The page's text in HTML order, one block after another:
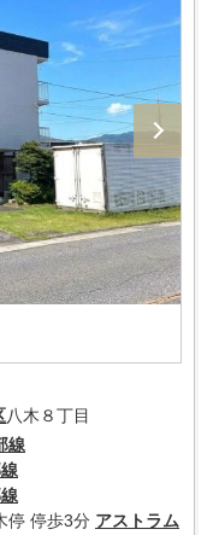
八木８丁目
線
停 停歩3分 アストラム